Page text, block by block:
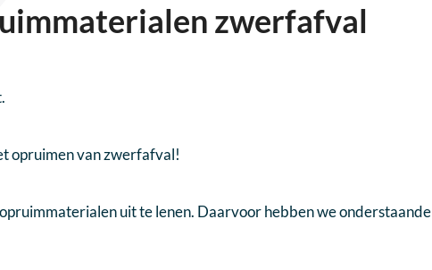
zwerfafval
opruimen van zwerfafval!
uit te lenen. Daarvoor hebben we onderstaande